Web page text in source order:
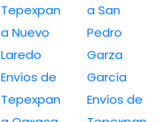
Tepexpan
a Nuevo
Laredo
Envíos de
Tepexpan
a San
Pedro
Garza
García
Envíos de